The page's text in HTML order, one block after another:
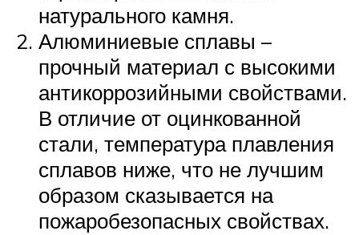
натурального камня.
Алюминиевые сплавы –
прочный материал с высокими
антикоррозийными свойствами.
В отличие от оцинкованной
стали, температура плавления
сплавов ниже, что не лучшим
образом сказывается на
пожаробезопасных свойствах.